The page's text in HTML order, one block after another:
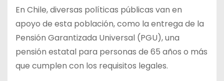
En Chile, diversas políticas públicas van en
apoyo de esta población, como la entrega de la
Pensión Garantizada Universal (PGU), una
pensión estatal para personas de 65 años o más
que cumplen con los requisitos legales.